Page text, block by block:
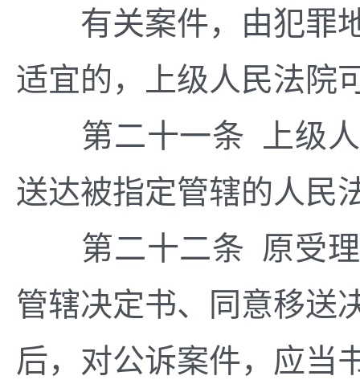
有关案件，由犯罪地
适宜的，上级人民法院
第二十一条 上级人
送达被指定管辖的人民
第二十二条 原受理
管辖决定书、同意移送
后，对公诉案件，应当